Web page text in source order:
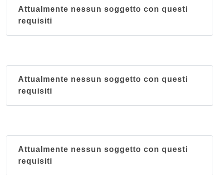
Attualmente nessun soggetto con questi
requisiti
Attualmente nessun soggetto con questi
requisiti
Attualmente nessun soggetto con questi
requisiti